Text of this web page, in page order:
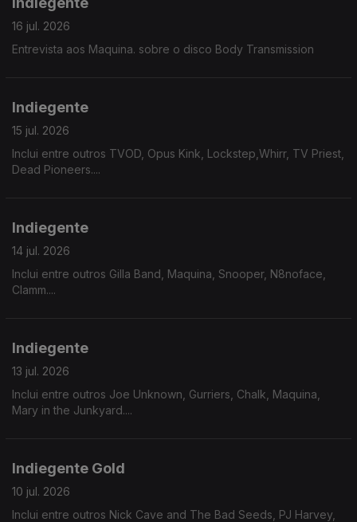
16 jul. 2026
Entrevista aos Maquina. sobre o disco Body Transmission
Indiegente
15 jul. 2026
Inclui entre outros TVOD, Opus Kink, Lockstep,Whirr, TV Priest,
Dead Pioneers....
Indiegente
14 jul. 2026
Inclui entre outros Gilla Band, Maquina, Snooper, N8noface,
Clamm....
Indiegente
13 jul. 2026
Inclui entre outros Joe Unknown, Gurriers, Chalk, Maquina,
Mary in the Junkyard....
Indiegente Gold
10 jul. 2026
Inclui entre outros Nick Cave and The Bad Seeds, PJ Harvey,